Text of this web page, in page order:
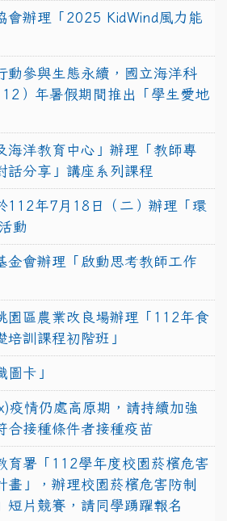
會辦理「2025 KidWind風力能
動參與生態永續，國立海洋科
）年暑假期間推出「學生愛地
海洋教育中心」辦理「教師專
話分享」講座系列課程
112年7月18日（二）辦理「環
動
金會辦理「啟動思考教師工作
園區農業改良場辦理「112年食
培訓課程初階班」
圖卡」
疫情仍處高原期，請持續加強
合接種條件者接種疫苗
育署「112學年度校園菸檳危害
畫」，辦理校園菸檳危害防制
短片競賽，請同學踴躍報名